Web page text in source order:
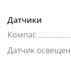
Датчики
Компас
Датчик